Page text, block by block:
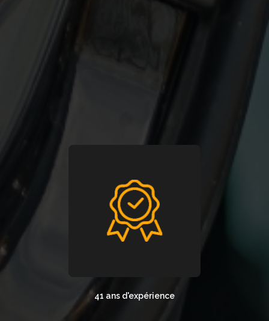
41 ans d'expérience